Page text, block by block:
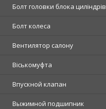
Болт головки блока циліндрів
Болт колеса
Вентилятор салону
Віськомуфта
Впускной клапан
Выжимной подшипник